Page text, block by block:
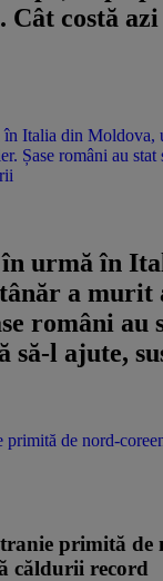
costă
Italia din Moldova,
Șase români au
urmă în
a murit
români au
să-l ajute,
primită de nord-
primită de
căldurii record